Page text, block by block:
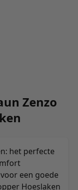
Zenzo
het perfecte
een goede
Hoeslaken